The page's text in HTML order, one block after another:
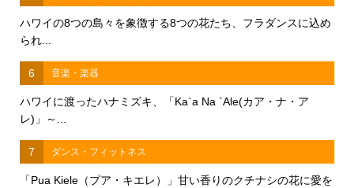
ハワイの8つの島々を象徴する8つの花たち、フラダンスに込め
られ...
6 音楽・楽器
ハワイに渡ったハナミズキ、「Ka`a Na `Ale(カア・ナ・ア
レ)」～...
7 ダンス・フィットネス
「Pua Kiele（プア・キエレ）」甘い香りのクチナシの花に愛を